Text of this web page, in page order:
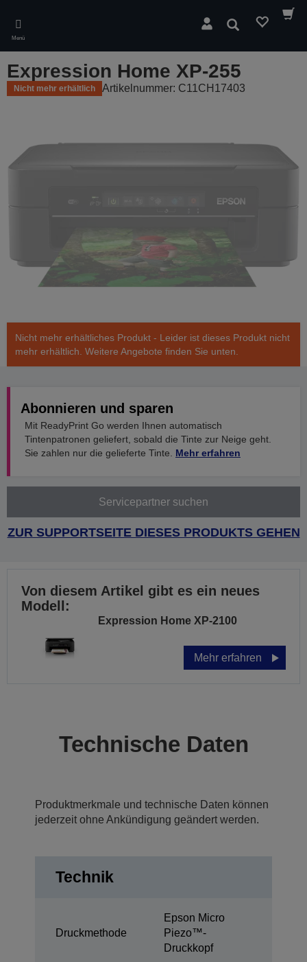
main
content
Menü
Suchen
Expression Home XP-255
Nicht mehr erhältlich Artikelnummer: C11CH17403
Nicht mehr erhältliches Produkt - Leider ist dieses Produkt nicht
mehr erhältlich. Weitere Angebote finden Sie unten.
Abonnieren und sparen
Mit ReadyPrint Go werden Ihnen automatisch
Tintenpatronen geliefert, sobald die Tinte zur Neige geht.
Sie zahlen nur die gelieferte Tinte.
Mehr erfahren
Servicepartner suchen
ZUR SUPPORTSEITE DIESES PRODUKTS GEHEN
Von diesem Artikel gibt es ein neues
Modell:
Expression Home XP-2100
Mehr erfahren
Technische Daten
Produktmerkmale und technische Daten können
jederzeit ohne Ankündigung geändert werden.
Technik
Druckmethode
Epson Micro
Piezo™-
Druckkopf